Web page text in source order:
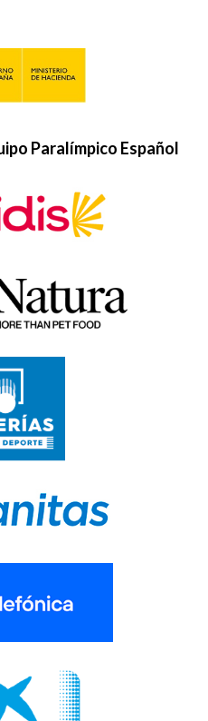
Paralímpico Español